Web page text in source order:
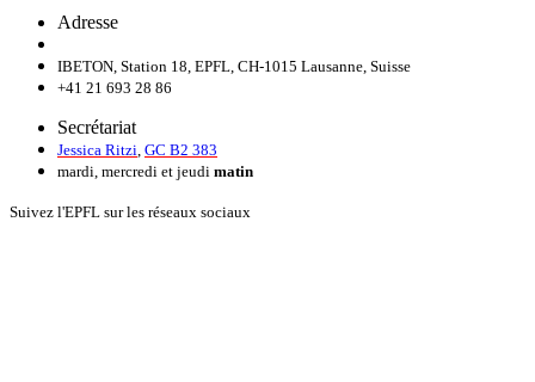
Adresse
IBETON, Station 18, EPFL, CH-1015 Lausanne, Suisse
+41 21 693 28 86
Secrétariat
Jessica Ritzi GC B2 383
mardi, mercredi et jeudi matin
Suivez l'EPFL sur les réseaux sociaux